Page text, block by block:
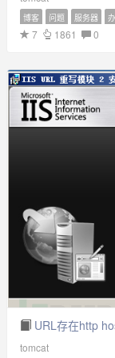
博客 问题 服务器
7 1861 0
URL存在http
tomcat